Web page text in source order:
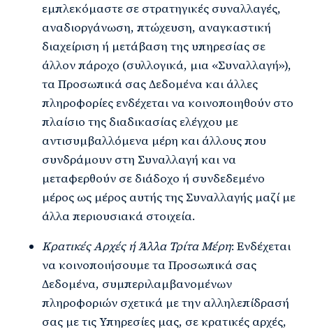
εμπλεκόμαστε σε στρατηγικές συναλλαγές,
αναδιοργάνωση, πτώχευση, αναγκαστική
διαχείριση ή μετάβαση της υπηρεσίας σε
άλλον πάροχο (συλλογικά, μια «Συναλλαγή»),
τα Προσωπικά σας Δεδομένα και άλλες
πληροφορίες ενδέχεται να κοινοποιηθούν στο
πλαίσιο της διαδικασίας ελέγχου με
αντισυμβαλλόμενα μέρη και άλλους που
συνδράμουν στη Συναλλαγή και να
μεταφερθούν σε διάδοχο ή συνδεδεμένο
μέρος ως μέρος αυτής της Συναλλαγής μαζί με
άλλα περιουσιακά στοιχεία.
Κρατικές Αρχές ή Άλλα Τρίτα Μέρη: Ενδέχεται
να κοινοποιήσουμε τα Προσωπικά σας
Δεδομένα, συμπεριλαμβανομένων
πληροφοριών σχετικά με την αλληλεπίδρασή
σας με τις Υπηρεσίες μας, σε κρατικές αρχές,